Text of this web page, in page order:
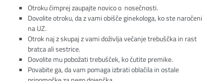
Otroku čimprej zaupajte novico o nosečnosti.
Dovolite otroku, da z vami obišče ginekologa, ko ste naročeni
na UZ.
Otrok naj z skupaj z vami doživlja večanje trebuščka in rast
bratca ali sestrice.
Dovolite mu pobožati trebušček, ko čutite premike.
Povabite ga, da vam pomaga izbrati oblačila in ostale